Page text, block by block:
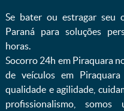
Se bater ou estragar seu
Paraná para soluções
horas.
Socorro 24h em Piraquara
de veículos em
qualidade e agilidade,
profissionalismo,